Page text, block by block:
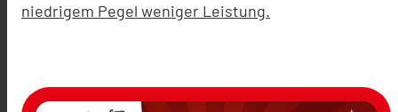
niedrigem Pegel weniger Leistung.